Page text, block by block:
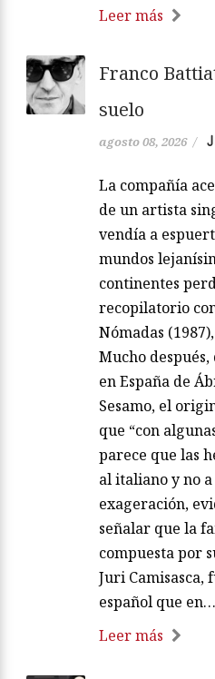
Leer más
Franco
suelo
agosto 08, 2026 /
La compañía
de un artista
vendía a
mundos
continentes
recopilatorio
Nómadas
Mucho
en España de
Sesamo, el
que “con
parece que las
al italiano y no
exageración,
señalar que la
compuesta por
Juri Camisasca,
español que en…
Leer más